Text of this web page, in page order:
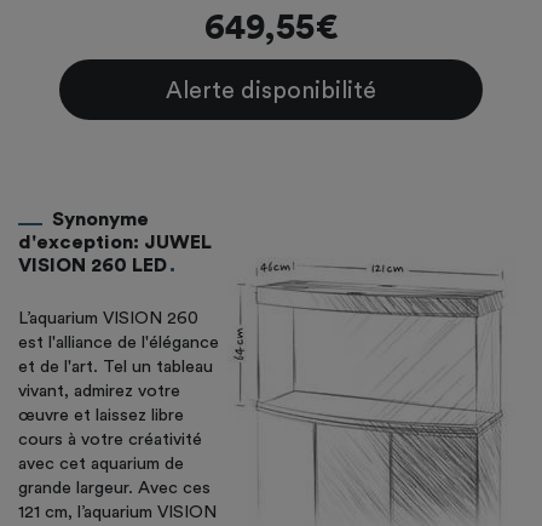
649,55€
Alerte disponibilité
Synonyme
d'exception: JUWEL
VISION 260 LED
L’aquarium VISION 260
est l'alliance de l'élégance
et de l'art. Tel un tableau
vivant, admirez votre
œuvre et laissez libre
cours à votre créativité
avec cet aquarium de
grande largeur. Avec ces
121 cm, l’aquarium VISION